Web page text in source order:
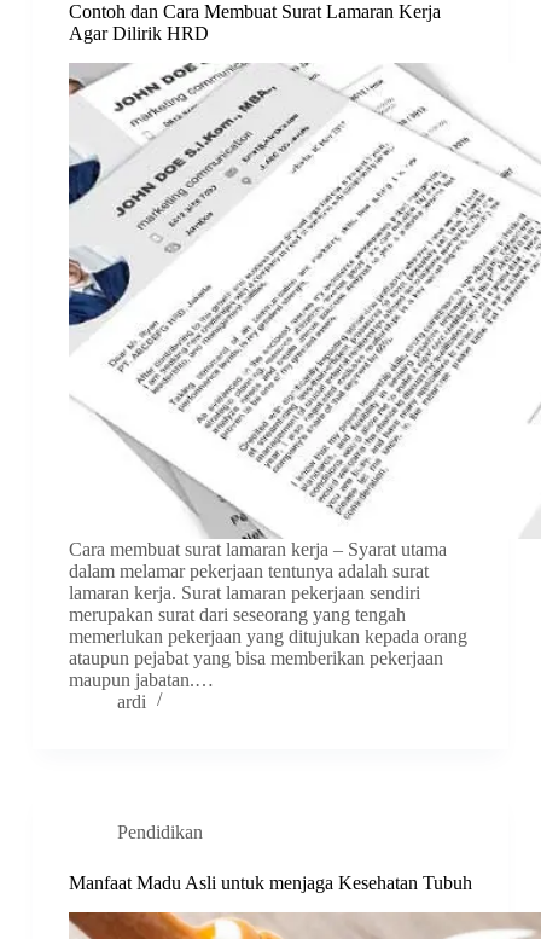
Contoh dan Cara Membuat Surat Lamaran Kerja
Agar Dilirik HRD
Cara membuat surat lamaran kerja – Syarat utama
dalam melamar pekerjaan tentunya adalah surat
lamaran kerja. Surat lamaran pekerjaan sendiri
merupakan surat dari seseorang yang tengah
memerlukan pekerjaan yang ditujukan kepada orang
ataupun pejabat yang bisa memberikan pekerjaan
maupun jabatan.…
ardi
Pendidikan
Manfaat Madu Asli untuk menjaga Kesehatan Tubuh